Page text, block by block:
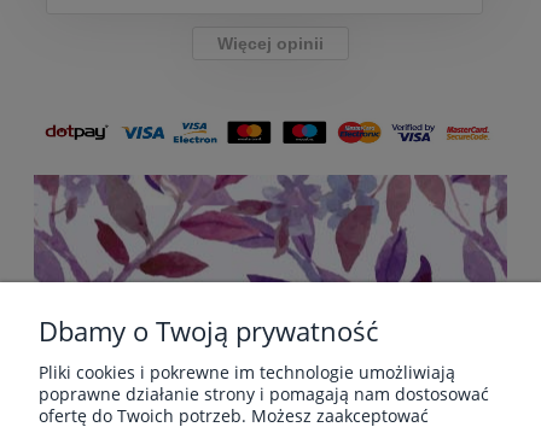
Więcej opinii
POMOC
Dbamy o Twoją prywatność
Pliki cookies i pokrewne im technologie umożliwiają
poprawne działanie strony i pomagają nam dostosować
ofertę do Twoich potrzeb. Możesz zaakceptować